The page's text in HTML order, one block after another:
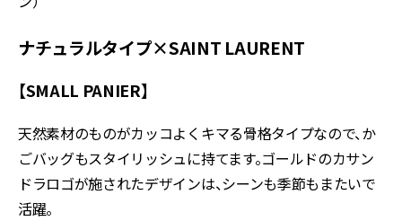
ナチュラルタイプ×SAINT LAURENT
【SMALL PANIER】
天然素材のものがカッコよくキマる骨格タイプなので、か
ごバッグもスタイリッシュに持てます。ゴールドのカサン
ドラロゴが施されたデザインは、シーンも季節もまたいで
活躍。